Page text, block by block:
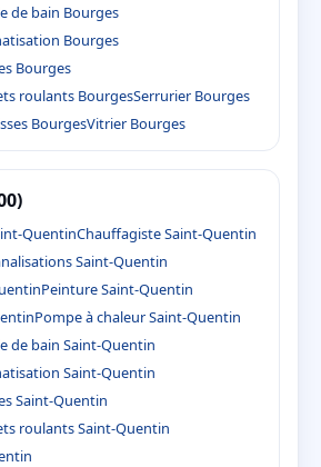
de bain Bourges
Bourges
Bourges
roulants BourgesSerrurier Bourges
BourgesVitrier Bourges
QuentinChauffagiste Saint-Quentin
Saint-Quentin
Peinture Saint-Quentin
Pompe à chaleur Saint-Quentin
de bain Saint-Quentin
Saint-Quentin
Saint-Quentin
roulants Saint-Quentin